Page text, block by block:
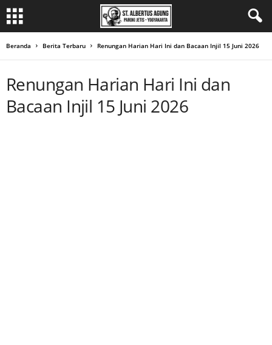
Beranda Berita Terbaru Renungan Harian Hari Ini dan Bacaan Injil 15 Juni 2026
Renungan Harian Hari Ini dan
Bacaan Injil 15 Juni 2026